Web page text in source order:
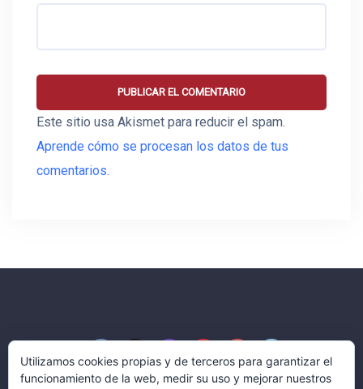
Este sitio usa Akismet para reducir el spam.
Aprende cómo se procesan los datos de tus
comentarios.
Utilizamos cookies propias y de terceros para garantizar el
funcionamiento de la web, medir su uso y mejorar nuestros